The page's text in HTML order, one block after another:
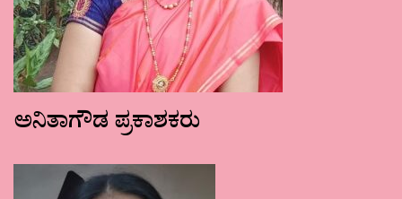
ಅನಿತಾಗೌಡ ಪ್ರಕಾಶಕರು